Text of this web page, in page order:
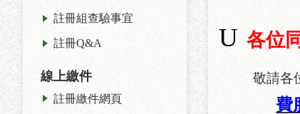
註冊組查驗事宜
註冊Q&A
線上繳件
註冊繳件網頁
U 各位
敬請各
費